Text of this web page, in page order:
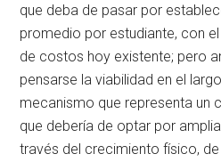
que deba de pasar por
promedio por estudiante, con
de costos hoy existente; pero
pensarse la viabilidad en el
mecanismo que representa un
que debería de optar por
través del crecimiento físico,